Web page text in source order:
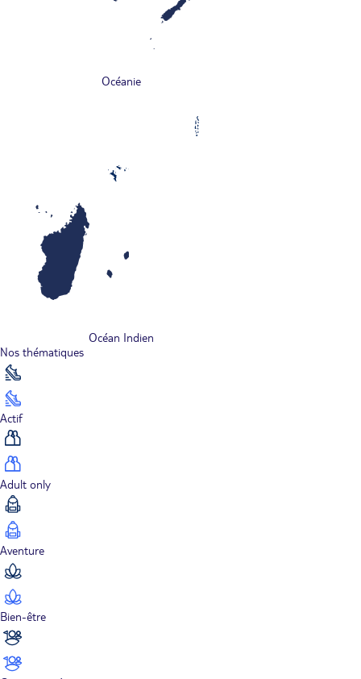
Océanie
Océan Indien
Nos thématiques
Actif
Adult only
Aventure
Bien-être